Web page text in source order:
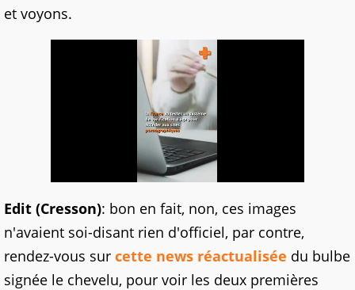
et voyons.
Edit (Cresson): bon en fait, non, ces images
n'avaient soi-disant rien d'officiel, par contre,
rendez-vous sur cette news réactualisée du bulbe
signée le chevelu, pour voir les deux premières